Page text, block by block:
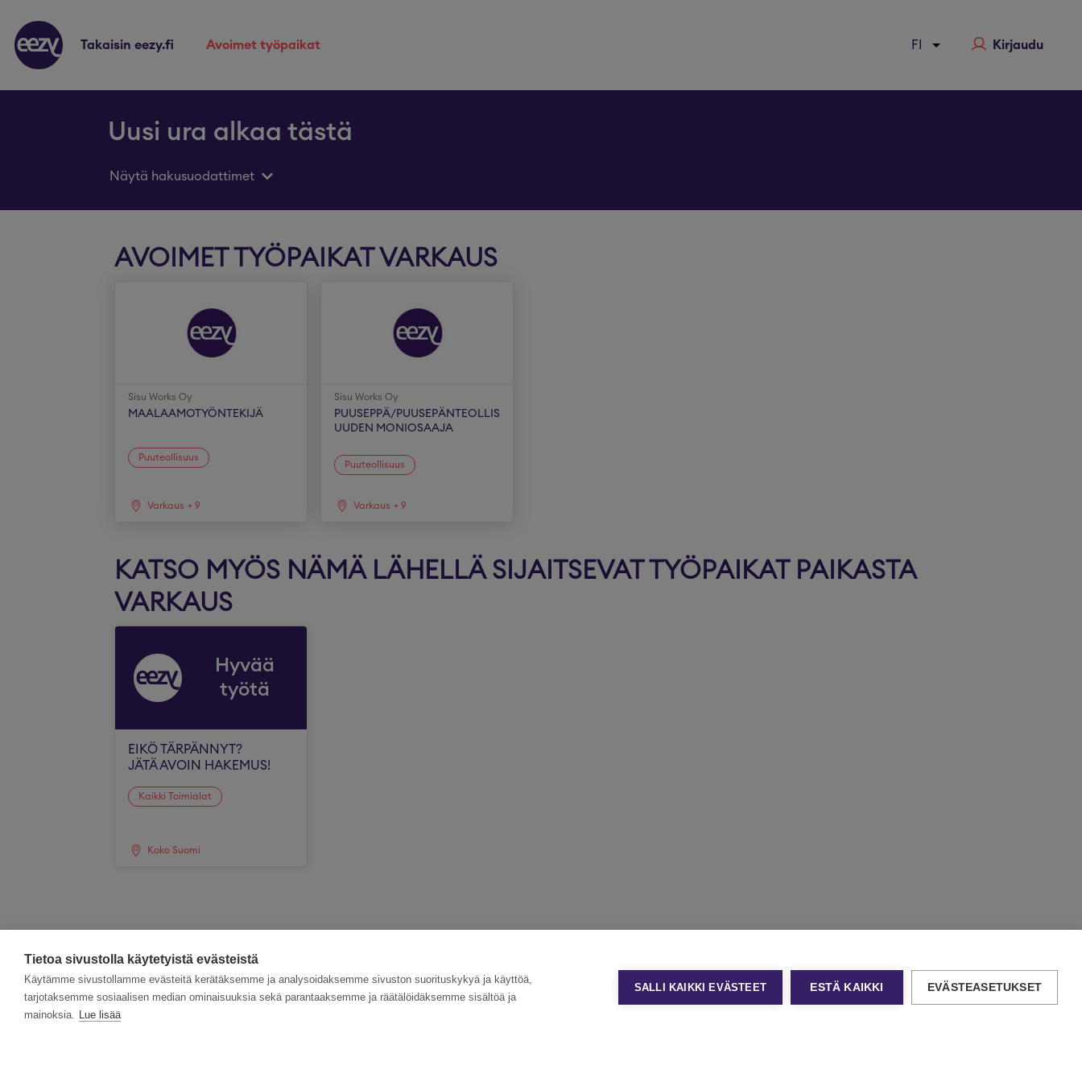
takaisin eezy.fi avoimet työpaikat Kirjaudu
Uusi ura alkaa tästä
Näytä hakusuodattimet
AVOIMET TYÖPAIKAT VARKAUS
Sisu Works Oy
MAALAAMOTYÖNTEKIJÄ
Puuteollisuus
Varkaus +9
Sisu Works Oy
PUUSEPPÄ/PUUSEPÄNTEOLLIS
UUDEN MONIOSAAJA
Puuteollisuus
Varkaus +9
KATSO MYÖS NÄMÄ LÄHELLÄ SIJAITSEVAT TYÖPAIKAT PAIKASTA
VARKAUS
Hyvää
työtä
EIKÖ TÄRPÄNNYT?
JÄTÄ AVOIN HAKEMUS!
Kaikki Toimialat
Koko Suomi
Tietoa sivustolla käytetyistä evästeistä
Käytämme sivustollamme evästeitä kerätäksemme ja analysoidaksemme sivuston suorituskykyä ja käyttöä,
tarjotaksemme sosiaalisen median ominaisuuksia sekä parantaaksemme ja räätälöidäksemme sisältöä ja
mainoksia. Lue lisää
SALLI KAIKKI EVÄSTEET ESTÄ KAIKKI EVÄSTEASETUKSET